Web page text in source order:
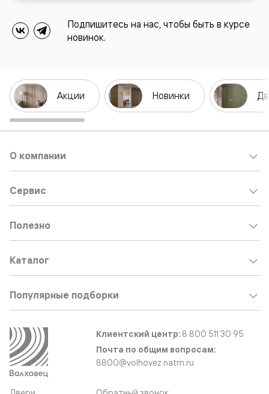
Подпишитесь на нас, чтобы быть в курсе
новинок.
Акции Новинки
О компании
Сервис
Полезно
Каталог
Популярные подборки
Клиентский центр: 8 800 511 30 95
Почта по общим вопросам:
8800@volhovez.natm.ru